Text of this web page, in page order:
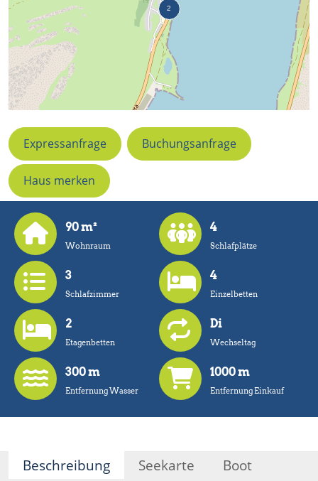
Expressanfrage Buchungsanfrage
Haus merken
90 m²
Wohnraum
4
Schlafplätze
3
Schlafzimmer
4
Einzelbetten
2
Etagenbetten
Di
Wechseltag
300 m
Entfernung Wasser
1000 m
Entfernung Einkauf
Beschreibung Seekarte
Boot